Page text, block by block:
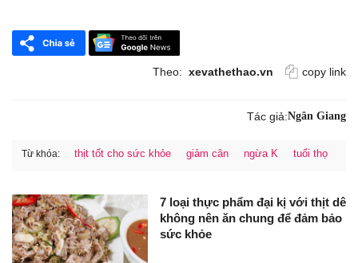
Theo: xevathethao.vn copy link
Tác giả:Ngân Giang
Từ khóa: thịt tốt cho sức khỏe giảm cân ngừa K tuổi thọ
7 loại thực phẩm đại kị với thịt dê
không nên ăn chung để đảm bảo
sức khỏe